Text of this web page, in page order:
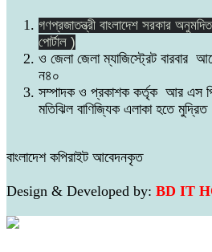
গণপ্রজাতন্ত্রী বাংলাদেশ সরকার
পোর্টাল )
ও জেলা জেলা ম্যাজিস্ট্রেট বারবার
ন৪০
সম্পাদক ও প্রকাশক কর্তৃক আর এস
মতিঝিল বাণিজ্যিক এলাকা হতে
বাংলাদেশ কপিরাইট আবেদনকৃত
Design & Developed by: BD IT